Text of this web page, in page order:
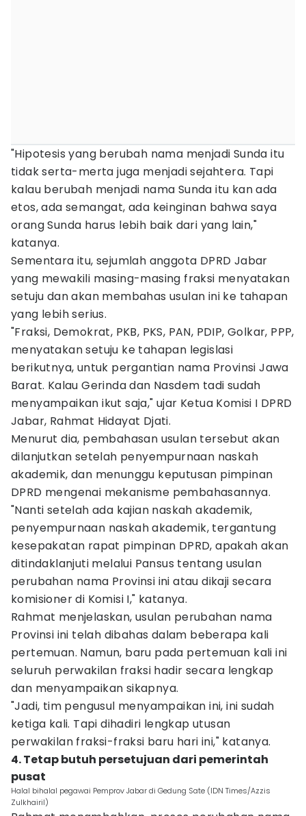
"Hipotesis yang berubah nama menjadi Sunda itu
tidak serta-merta juga menjadi sejahtera. Tapi
kalau berubah menjadi nama Sunda itu kan ada
etos, ada semangat, ada keinginan bahwa saya
orang Sunda harus lebih baik dari yang lain,"
katanya.
Sementara itu, sejumlah anggota DPRD Jabar
yang mewakili masing-masing fraksi menyatakan
setuju dan akan membahas usulan ini ke tahapan
yang lebih serius.
"Fraksi, Demokrat, PKB, PKS, PAN, PDIP, Golkar, PPP,
menyatakan setuju ke tahapan legislasi
berikutnya, untuk pergantian nama Provinsi Jawa
Barat. Kalau Gerinda dan Nasdem tadi sudah
menyampaikan ikut saja," ujar Ketua Komisi I DPRD
Jabar, Rahmat Hidayat Djati.
Menurut dia, pembahasan usulan tersebut akan
dilanjutkan setelah penyempurnaan naskah
akademik, dan menunggu keputusan pimpinan
DPRD mengenai mekanisme pembahasannya.
"Nanti setelah ada kajian naskah akademik,
penyempurnaan naskah akademik, tergantung
kesepakatan rapat pimpinan DPRD, apakah akan
ditindaklanjuti melalui Pansus tentang usulan
perubahan nama Provinsi ini atau dikaji secara
komisioner di Komisi I," katanya.
Rahmat menjelaskan, usulan perubahan nama
Provinsi ini telah dibahas dalam beberapa kali
pertemuan. Namun, baru pada pertemuan kali ini
seluruh perwakilan fraksi hadir secara lengkap
dan menyampaikan sikapnya.
"Jadi, tim pengusul menyampaikan ini, ini sudah
ketiga kali. Tapi dihadiri lengkap utusan
perwakilan fraksi-fraksi baru hari ini," katanya.
4. Tetap butuh persetujuan dari pemerintah
pusat
Halal bihalal pegawai Pemprov Jabar di Gedung Sate (IDN Times/Azzis
Zulkhairil)